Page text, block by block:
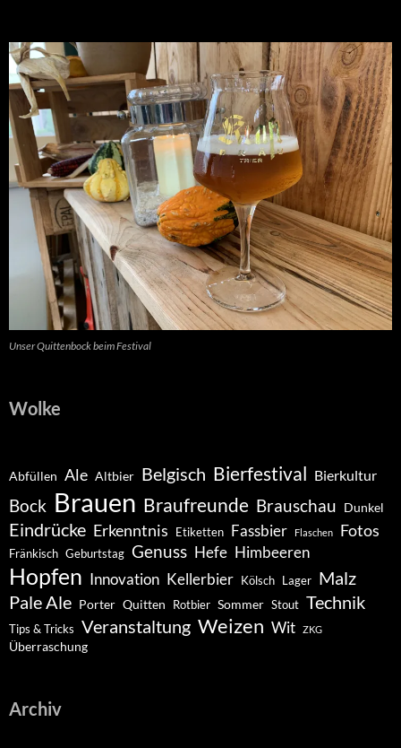
Unser Quittenbock beim Festival
Wolke
Abfüllen Ale Altbier Belgisch Bierfestival Bierkultur
Bock Brauen Braufreunde Brauschau Dunkel
Eindrücke Erkenntnis Etiketten Fassbier Flaschen Fotos
Fränkisch Geburtstag Genuss Hefe Himbeeren
Hopfen Innovation Kellerbier Kölsch Lager Malz
Pale Ale Porter Quitten Rotbier Sommer Stout Technik
Tips & Tricks Veranstaltung Weizen Wit ZKG
Überraschung
Archiv